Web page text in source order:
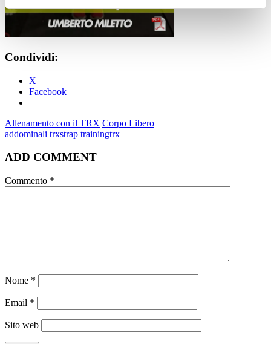
Condividi:
X
Facebook
Allenamento con il TRX Corpo Libero
addominali trxstrap trainingtrx
ADD COMMENT
Commento *
Nome *
Email *
Sito web